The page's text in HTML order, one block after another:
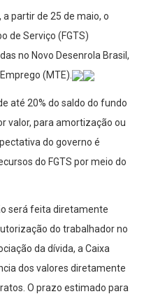
partir de 25 de maio, o
de Serviço (FGTS)
no Novo Desenrola Brasil,
(MTE).
até 20% do saldo do fundo
valor, para amortização ou
do governo é
do FGTS por meio do
será feita diretamente
do trabalhador no
da dívida, a Caixa
dos valores diretamente
O prazo estimado para